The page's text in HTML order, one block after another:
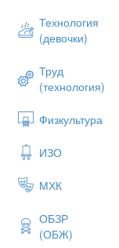
Технология
(девочки)
Труд
(технология)
Физкультура
ИЗО
МХК
ОБЗР
(ОБЖ)